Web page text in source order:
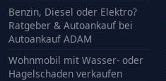
Benzin, Diesel oder Elektro?
Ratgeber & Autoankauf bei
Autoankauf ADAM
Wohnmobil mit Wasser- oder
Hagelschaden verkaufen